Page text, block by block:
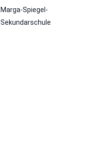
Marga-Spiegel-
Sekundarschule